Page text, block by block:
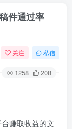
件通过率
关注 私信
1258 208
赚取收益的文